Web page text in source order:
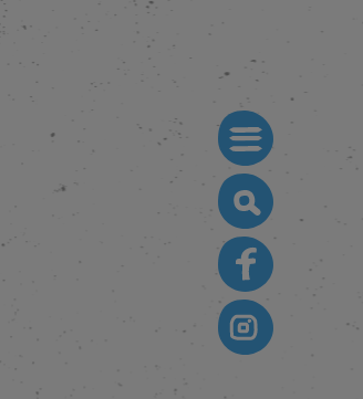
Search
for: